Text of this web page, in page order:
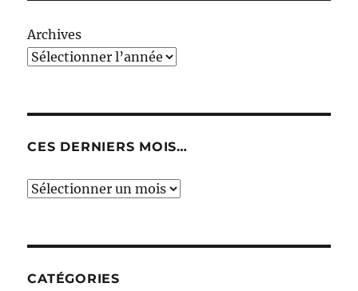
Archives
CES DERNIERS MOIS…
Ces
CATÉGORIES